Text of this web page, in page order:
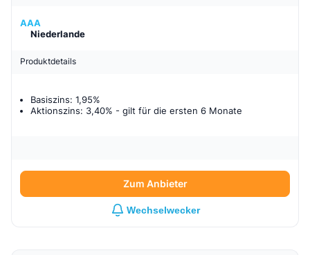
AAA
Niederlande
Produktdetails
Basiszins: 1,95%
Aktionszins: 3,40% - gilt für die ersten 6 Monate
Zum Anbieter
Wechselwecker